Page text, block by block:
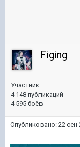
Figing
Участник
4 148 публикаций
4 595 боёв
Опубликовано: 22 сен